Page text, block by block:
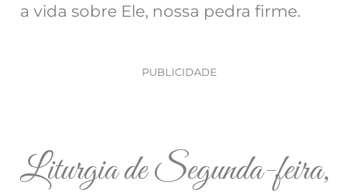
a vida sobre Ele, nossa pedra firme.
PUBLICIDADE
Liturgia de Segunda-feira,